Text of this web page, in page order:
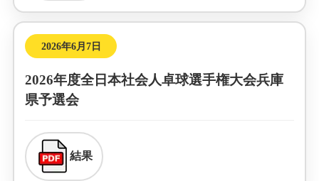
2026年6月7日
2026年度全日本社会人卓球選手権大会兵庫
県予選会
結果